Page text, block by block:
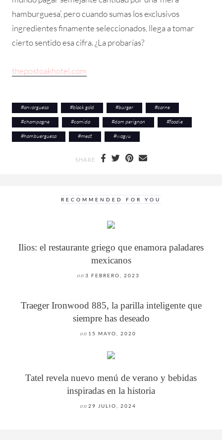
hamburguesa’, pero cuando sumas los exclusivos
ingredientes finamente seleccionados, llega a tomar
cierto sentido esa cifra. ¿La probarías?
thepostoakhotel.com
#anvorguesa #black gold #burger #carne
#champagne #comida #dom perignon #foodie
#hambuerguesa #meat #wagyu
SHARE
RECOMMENDED FOR YOU
Ilios: el restaurante griego que enamora paladares
mexicanos
on 3 FEBRERO, 2023
Traeger Ironwood 885, la parilla inteligente que
siempre has deseado
on 15 MAYO, 2020
Tatel revela nuevo menú de verano y bebidas
inspiradas en la historia
on 29 JULIO, 2024